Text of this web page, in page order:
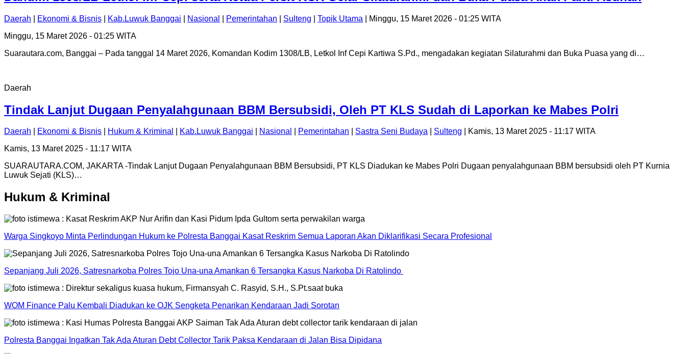
Daerah Ekonomi & Bisnis Kab.Luwuk Banggai Nasional Pemerintahan Sulteng Topik Utama | Minggu, 15 Maret 2026 - 01:25 WITA
Minggu, 15 Maret 2026 - 01:25 WITA
Suarautara.com, Banggai – Pada tanggal 14 Maret 2026, Komandan Kodim 1308/LB, Letkol Inf Cepi Kartiwa S.Pd., mengadakan kegiatan Silaturahmi dan Buka Puasa yang di…
Daerah
Tindak Lanjut Dugaan Penyalahgunaan BBM Bersubsidi, Oleh PT KLS Sudah di Laporkan ke Mabes Polri
Daerah Ekonomi & Bisnis Hukum & Kriminal Kab.Luwuk Banggai Nasional Pemerintahan Sastra Seni Budaya Sulteng | Kamis, 13 Maret 2025 - 11:17 WITA
Kamis, 13 Maret 2025 - 11:17 WITA
SUARAUTARA.COM, JAKARTA -Tindak Lanjut Dugaan Penyalahgunaan BBM Bersubsidi, PT KLS Diadukan ke Mabes Polri Dugaan penyalahgunaan BBM bersubsidi oleh PT Kurnia
Luwuk Sejati (KLS)…
Hukum & Kriminal
Warga Singkoyo Minta Perlindungan Hukum ke Polresta Banggai Kasat Reskrim Semua Laporan Akan Diklarifikasi Secara Profesional
Sepanjang Juli 2026, Satresnarkoba Polres Tojo Una-una Amankan 6 Tersangka Kasus Narkoba Di Ratolindo
WOM Finance Palu Kembali Diadukan ke OJK Sengketa Penarikan Kendaraan Jadi Sorotan
Polresta Banggai Ingatkan Tak Ada Aturan Debt Collector Tarik Paksa Kendaraan di Jalan Bisa Dipidana